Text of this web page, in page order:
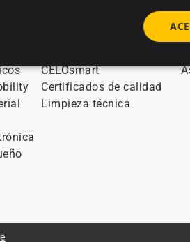
Tecnología e Innovación
CELOsmart
Certificados de calidad
Limpieza técnica